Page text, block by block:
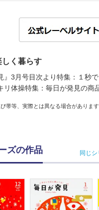
く暮らす
』3月号目次より特集：１秒
リ体操特集：毎日が発見の商
帯等、実際とは異なる場合があります
ズの作品 同じ